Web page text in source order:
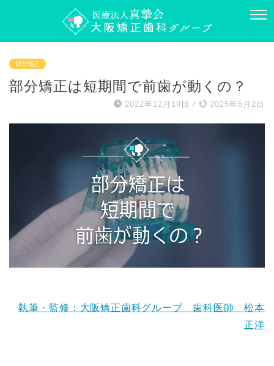
部分矯正
部分矯正は短期間で前歯が動くの？
2022年12月19日 / 2025年5月2日
執筆・監修：大阪矯正歯科グループ 歯科医師 松本
正洋